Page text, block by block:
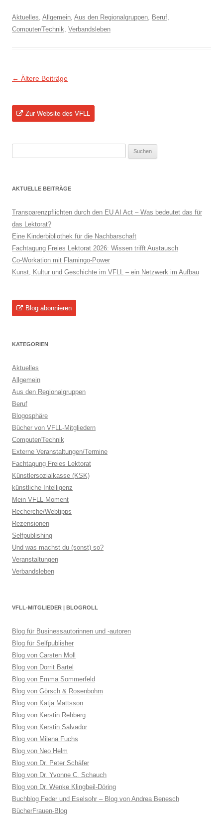
Aktuelles Allgemein Aus den Regionalgruppen Beruf
Computer/Technik Verbandsleben
Beitragsnavigation
← Ältere Beiträge
Zur Website des VFLL
nach:
AKTUELLE BEITRÄGE
Transparenzpflichten durch den EU AI Act – Was bedeutet das für
das Lektorat?
Eine Kinderbibliothek für die Nachbarschaft
Fachtagung Freies Lektorat 2026: Wissen trifft Austausch
Co-Workation mit Flamingo-Power
Kunst, Kultur und Geschichte im VFLL – ein Netzwerk im Aufbau
Blog abonnieren
KATEGORIEN
Aktuelles
Allgemein
Aus den Regionalgruppen
Beruf
Blogosphäre
Bücher von VFLL-Mitgliedern
Computer/Technik
Externe Veranstaltungen/Termine
Fachtagung Freies Lektorat
Künstlersozialkasse (KSK)
künstliche Intelligenz
Mein VFLL-Moment
Recherche/Webtipps
Rezensionen
Selfpublishing
Und was machst du (sonst) so?
Veranstaltungen
Verbandsleben
VFLL-MITGLIEDER | BLOGROLL
Blog für Businessautorinnen und -autoren
Blog für Selfpublisher
Blog von Carsten Moll
Blog von Dorrit Bartel
Blog von Emma Sommerfeld
Blog von Görsch & Rosenbohm
Blog von Katja Mattsson
Blog von Kerstin Rehberg
Blog von Kerstin Salvador
Blog von Milena Fuchs
Blog von Neo Helm
Blog von Dr. Peter Schäfer
Blog von Dr. Yvonne C. Schauch
Blog von Dr. Wenke Klingbeil-Döring
Buchblog Feder und Eselsohr – Blog von Andrea Benesch
BücherFrauen-Blog